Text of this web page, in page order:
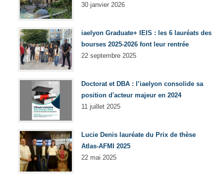
30 janvier 2026
iaelyon Graduate+ IEIS : les 6 lauréats des
bourses 2025-2026 font leur rentrée
22 septembre 2025
Doctorat et DBA : l’iaelyon consolide sa
position d'acteur majeur en 2024
11 juillet 2025
Lucie Denis lauréate du Prix de thèse
Atlas-AFMI 2025
22 mai 2025